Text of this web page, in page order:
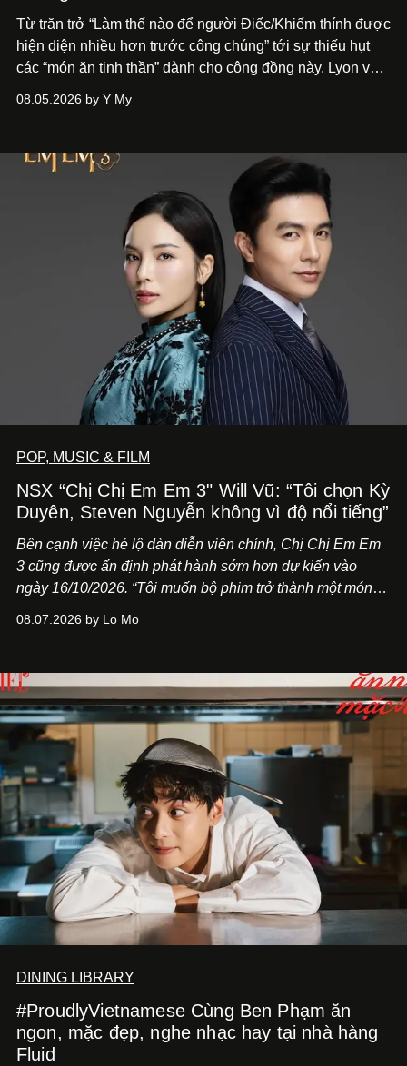
Từ trăn trở “Làm thế nào để người Điếc/Khiếm thính được
hiện diện nhiều hơn trước công chúng” tới sự thiếu hụt
các “món ăn tinh thần” dành cho cộng đồng này, Lyon và
phẩm múa đương đại thành hiện thực, mang tên Lắng
08.05.2026 by Y My
POP, MUSIC & FILM
NSX “Chị Chị Em Em 3" Will Vũ: “Tôi chọn Kỳ
Duyên, Steven Nguyễn không vì độ nổi tiếng”
Bên cạnh việc hé lộ dàn diễn viên chính, Chị Chị Em Em
3 cũng được ấn định phát hành sớm hơn dự kiến vào
ngày 16/10/2026. “Tôi muốn bộ phim trở thành một món
Việt Nam”, NSX Will Vũ cho biết.
08.07.2026 by Lo Mo
DINING LIBRARY
#ProudlyVietnamese Cùng Ben Phạm ăn
ngon, mặc đẹp, nghe nhạc hay tại nhà hàng
Fluid